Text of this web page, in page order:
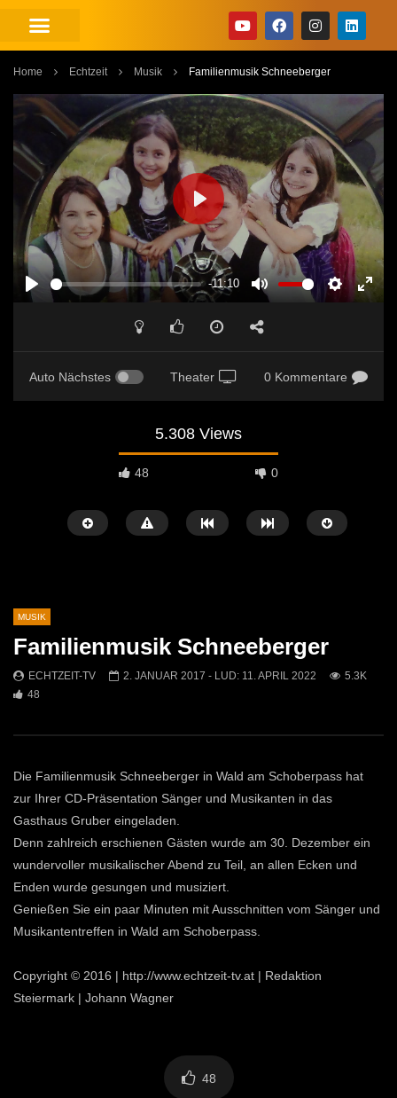
Home Echtzeit Musik Familienmusik Schneeberger
PLAY
-11:10
MUTE SETTINGS
PLAY
Auto Nächstes Theater 0 Kommentare
5.308 Views
48 0
Später Ansehen
Jasmin & Louis – Irgendwie, irgendwo,
ECHTZEIT-TV
9. MAI 2026
04:29
ECHTZEIT-TV
2.
MUSIK
Familienmusik Schneeberger
ECHTZEIT-TV 2. JANUAR 2017 - LUD: 11. APRIL 2022
5.3K
48
Die Familienmusik Schneeberger in Wald am Schoberpass hat
zur Ihrer CD-Präsentation Sänger und Musikanten in das
Gasthaus Gruber eingeladen.
Denn zahlreich erschienen Gästen wurde am 30. Dezember ein
wundervoller musikalischer Abend zu Teil, an allen Ecken und
Enden wurde gesungen und musiziert.
Genießen Sie ein paar Minuten mit Ausschnitten vom Sänger und
Musikantentreffen in Wald am Schoberpass.
Copyright © 2016 | http://www.echtzeit-tv.at | Redaktion
Steiermark | Johann Wagner
48